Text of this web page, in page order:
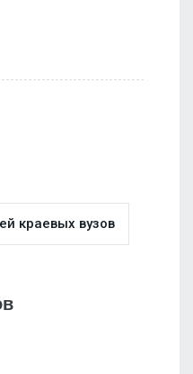
краевых вузов